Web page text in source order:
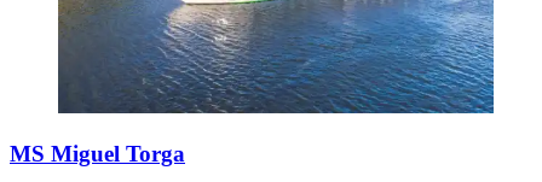
MS Miguel Torga